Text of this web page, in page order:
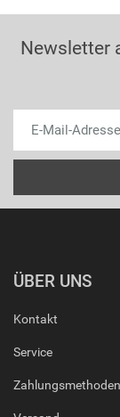
Newsletter
ÜBER UNS
Kontakt
Service
Zahlungsmethoden